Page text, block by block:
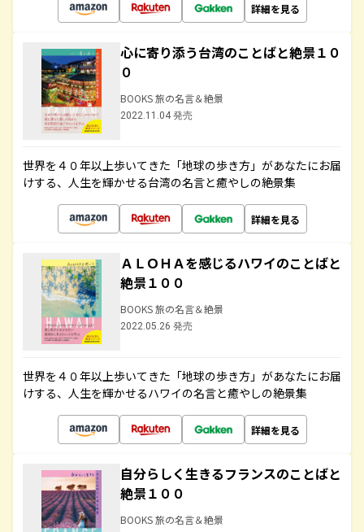
詳細を見る
心に寄り添う台湾のことばと絶景１０
０
BOOKS 旅の名言＆絶景
2022.11.04 発売
世界を４０年以上歩いてきた「地球の歩き方」があなたにお届
けする、人生を輝かせる台湾の名言と癒やしの絶景集
詳細を見る
ＡＬＯＨＡを感じるハワイのことばと
絶景１００
BOOKS 旅の名言＆絶景
2022.05.26 発売
世界を４０年以上歩いてきた「地球の歩き方」があなたにお届
けする、人生を輝かせるハワイの名言と癒やしの絶景集
詳細を見る
自分らしく生きるフランスのことばと
絶景１００
BOOKS 旅の名言＆絶景